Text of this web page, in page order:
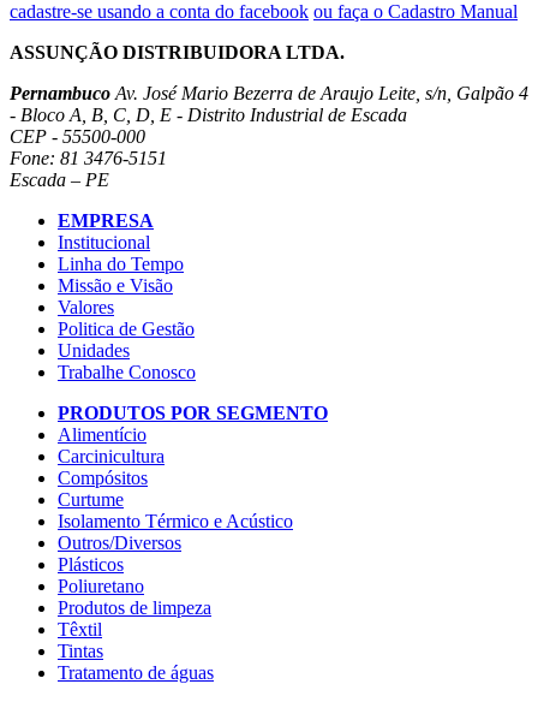
cadastre-se usando a conta do facebook ou faça o Cadastro Manual
ASSUNÇÃO DISTRIBUIDORA LTDA.
Pernambuco Av. José Mario Bezerra de Araujo Leite, s/n, Galpão 4
- Bloco A, B, C, D, E - Distrito Industrial de Escada
CEP - 55500-000
Fone: 81 3476-5151
Escada – PE
EMPRESA
Institucional
Linha do Tempo
Missão e Visão
Valores
Politica de Gestão
Unidades
Trabalhe Conosco
PRODUTOS POR SEGMENTO
Alimentício
Carcinicultura
Compósitos
Curtume
Isolamento Térmico e Acústico
Outros/Diversos
Plásticos
Poliuretano
Produtos de limpeza
Têxtil
Tintas
Tratamento de águas